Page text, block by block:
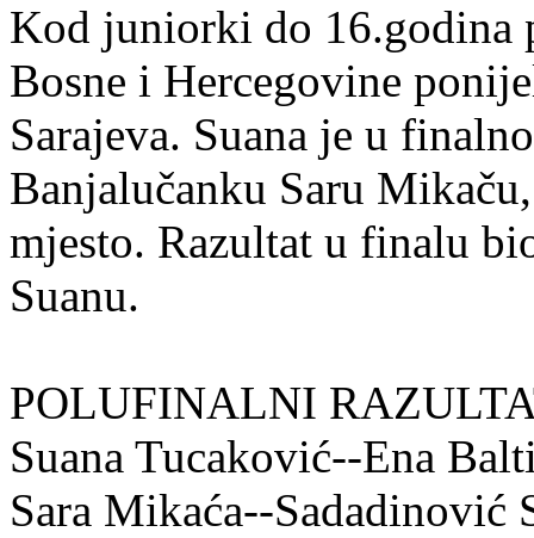
Kod juniorki do 16.godina
Bosne i Hercegovine
Sarajeva. Suana je u
Banjalučanku Saru
mjesto. Razultat u finalu
Suanu.
POLUFINALNI
Suana Tucaković--Ena
Sara Mikaća--Sadadinović